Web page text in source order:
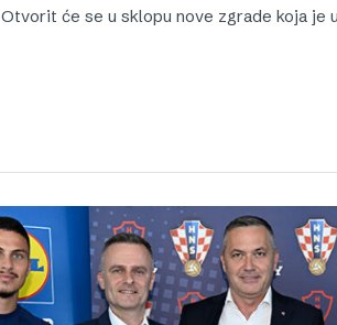
Otvorit će se u sklopu nove zgrade koja je